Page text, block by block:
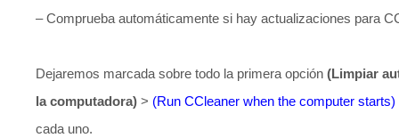
– Comprueba automáticamente si hay actualizaciones para
Dejaremos marcada sobre todo la primera opción (Limpiar
la computadora) > (Run CCleaner when the computer starts)
cada uno.